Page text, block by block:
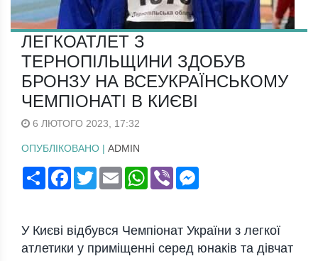
ЛЕГКОАТЛЕТ З
ТЕРНОПІЛЬЩИНИ ЗДОБУВ
БРОНЗУ НА ВСЕУКРАЇНСЬКОМУ
ЧЕМПІОНАТІ В КИЄВІ
6 ЛЮТОГО 2023, 17:32
ОПУБЛІКОВАНО | ADMIN
ПоширитиFacebook
TwitterEmail WhatsApp
Viber
У Києві відбувся Чемпіонат України з легкої
атлетики у приміщенні серед юнаків та дівчат